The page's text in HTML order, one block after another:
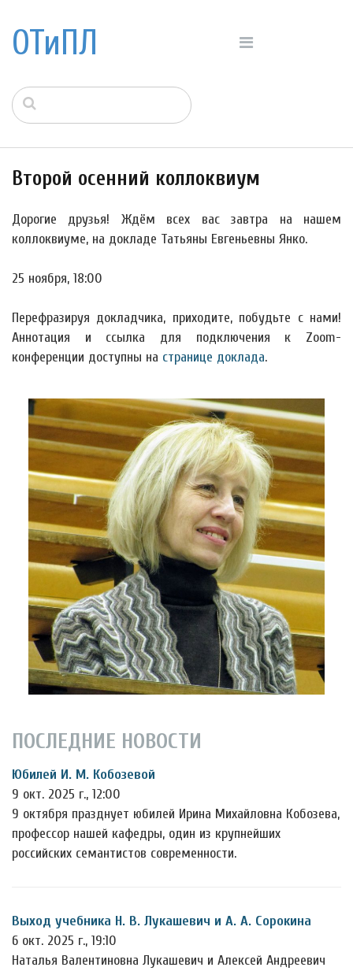
ОТиПЛ
Второй осенний коллоквиум
Дорогие друзья! Ждём всех вас завтра на нашем
коллоквиуме, на докладе Татьяны Евгеньевны Янко.
25 ноября, 18:00
Перефразируя докладчика, приходите, побудьте с нами!
Аннотация и ссылка для подключения к Zoom-
конференции доступны на странице доклада.
ПОСЛЕДНИЕ НОВОСТИ
Юбилей И. М. Кобозевой
9 окт. 2025 г., 12:00
9 октября празднует юбилей Ирина Михайловна Кобозева,
профессор нашей кафедры, один из крупнейших
российских семантистов современности.
Выход учебника Н. В. Лукашевич и А. А. Сорокина
6 окт. 2025 г., 19:10
Наталья Валентиновна Лукашевич и Алексей Андреевич